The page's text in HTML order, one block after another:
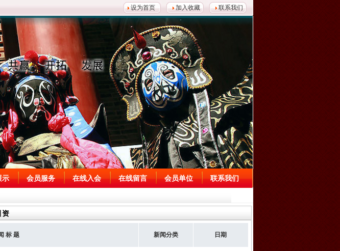
设为首页 加入收藏 联系我们
示 会员服务 在线入会 在线留言 会员单位 联系我们
资
标 题 新闻分类 日期